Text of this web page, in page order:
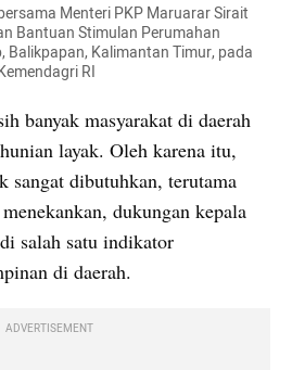
Menteri PKP Maruarar Sirait
Bantuan Stimulan Perumahan
Balikpapan, Kalimantan Timur, pada
RI
banyak masyarakat di daerah
layak. Oleh karena itu,
sangat dibutuhkan, terutama
dukungan kepala
salah satu indikator
di daerah.
ADVERTISEMENT